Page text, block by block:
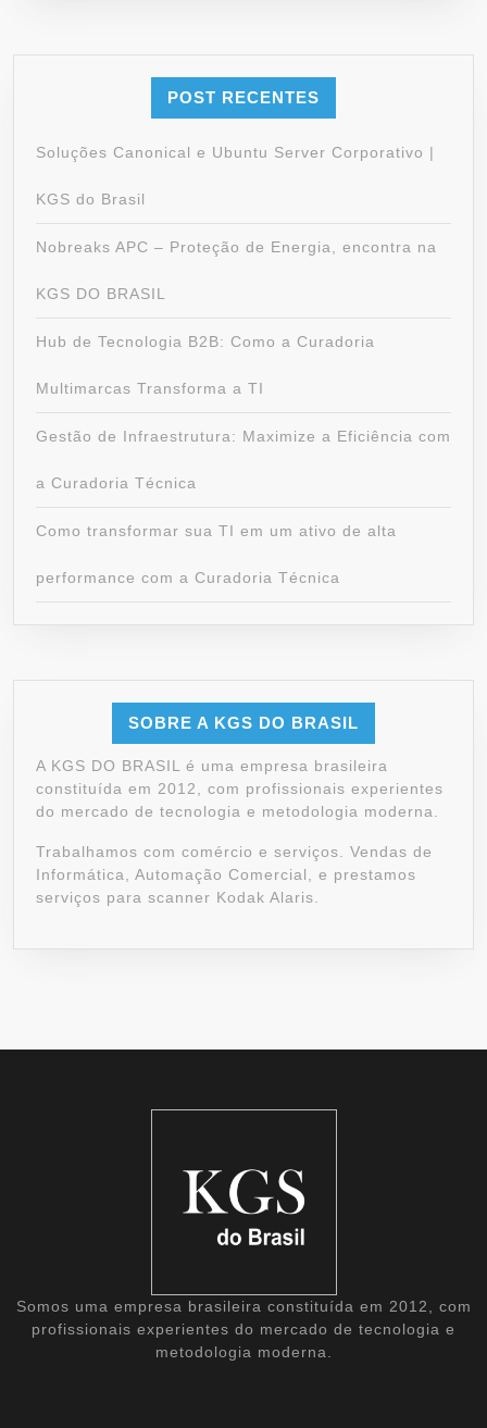
POST RECENTES
Soluções Canonical e Ubuntu Server Corporativo |
KGS do Brasil
Nobreaks APC – Proteção de Energia, encontra na
KGS DO BRASIL
Hub de Tecnologia B2B: Como a Curadoria
Multimarcas Transforma a TI
Gestão de Infraestrutura: Maximize a Eficiência com
a Curadoria Técnica
Como transformar sua TI em um ativo de alta
performance com a Curadoria Técnica
SOBRE A KGS DO BRASIL
A KGS DO BRASIL é uma empresa brasileira
constituída em 2012, com profissionais experientes
do mercado de tecnologia e metodologia moderna.
Trabalhamos com comércio e serviços. Vendas de
Informática, Automação Comercial, e prestamos
serviços para scanner Kodak Alaris.
Somos uma empresa brasileira constituída em 2012, com
profissionais experientes do mercado de tecnologia e
metodologia moderna.